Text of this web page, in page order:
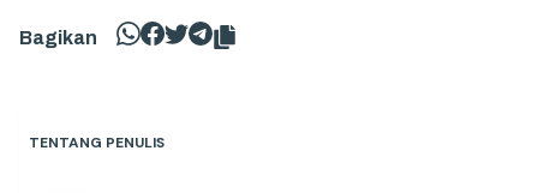
Bagikan
TENTANG PENULIS